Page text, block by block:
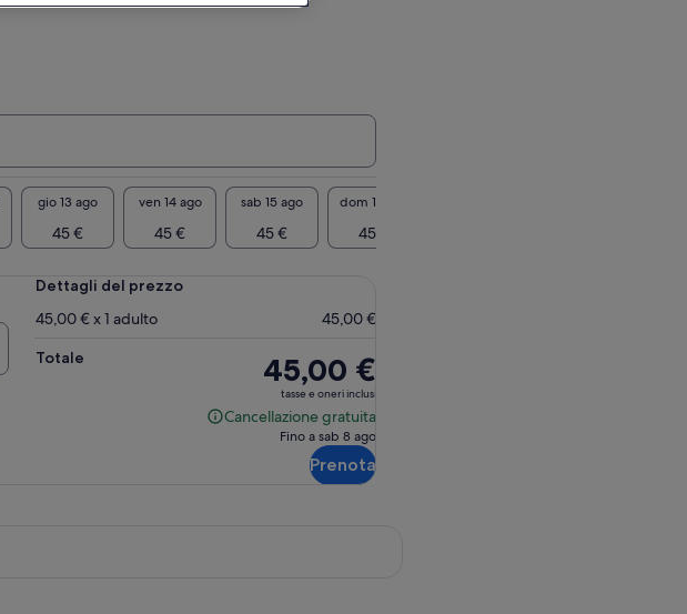
gio 13 ago
45 €
ven 14 ago
45 €
sab 15 ago
45 €
dom 16 ago
45 €
Dettagli del prezzo
45,00 € x 1 adulto
45,00 €
Totale
Il
prezzo
è
45,00 €
45,00 €
tasse e oneri inclusi
Cancellazione gratuita
Cancellazione
Fino a sab 8 ago
Prenota